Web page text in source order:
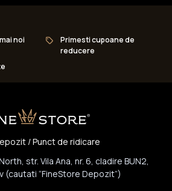
noi
Primesti cupoane de
reducere
/ Punct de ridicare
str. Vila Ana, nr. 6, cladire BUN2,
(cautati “FineStore Depozit”)